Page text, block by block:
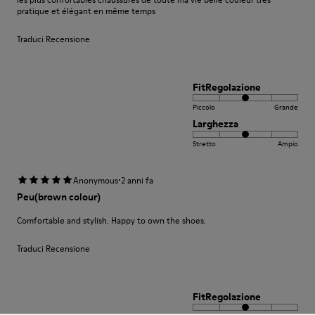
pratique et élégant en même temps
Traduci Recensione
FitRegolazione
Piccolo Grande
Larghezza
Stretto Ampio
Anonymous·2 anni fa
Peu(brown colour)
Comfortable and stylish. Happy to own the shoes.
Traduci Recensione
FitRegolazione